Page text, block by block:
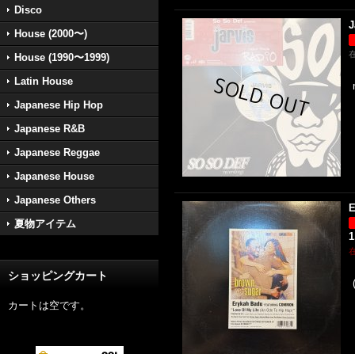
Disco
House (2000〜)
House (1990〜1999)
Latin House
Japanese Hip Hop
Japanese R&B
Japanese Reggae
Japanese House
Japanese Others
夏物アイテム
ショッピングカート
カートは空です。